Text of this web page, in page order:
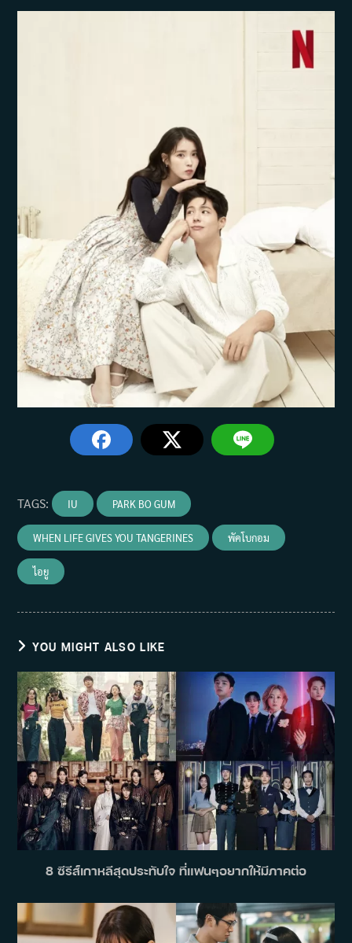
TAGS: IU PARK BO GUM
WHEN LIFE GIVES YOU TANGERINES พัคโบกอม
ไอยู
YOU MIGHT ALSO LIKE
8 ซีรีส์เกาหลีสุดประทับใจ ที่แฟนๆอยากให้มีภาคต่อ